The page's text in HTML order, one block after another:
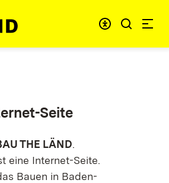
Menü für
Seite
THE LÄND.
eine Internet-Seite.
Bauen in Baden-